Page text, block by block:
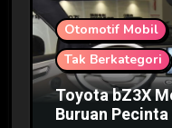
Otomotif Mobil
Tak Berkategori
Toyota bZ3X
Buruan